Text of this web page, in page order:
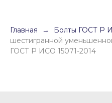
Главная Болты ГОСТ Р
шестигранной
ГОСТ Р ИСО 15071-2014